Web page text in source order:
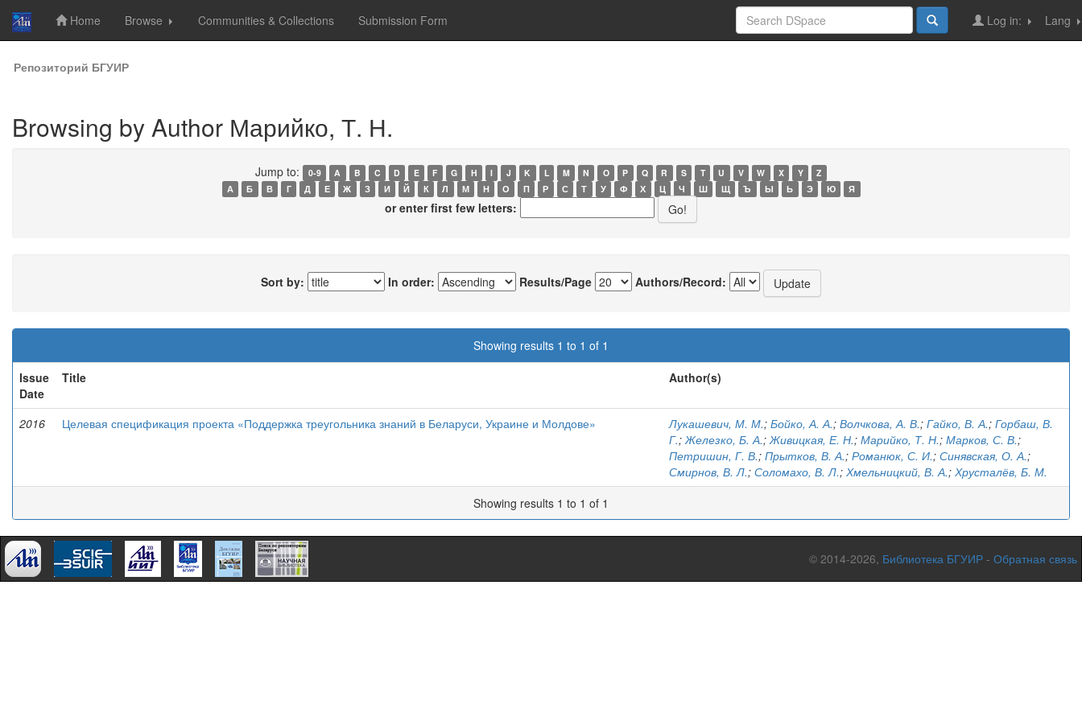
Skip
navigation
Home Browse Communities & Collections Submission Form Lang
Log in:
Репозиторий БГУИР
Browsing by Author Марийко, Т. Н.
Jump to: 0-9 A B C D E F G H I J K L M N O P Q R S T U V W X Y
Z
А
Б В Г Д Е Ж З И Й К Л М Н О П Р С Т У Ф Х Ц Ч Ш Щ Ъ Ы Ь Э Ю Я
or enter first few letters:
Sort by: In order: Results/Page Authors/Record:
Showing results 1 to 1 of 1
Issue
Date
Title Author(s)
2016 Целевая спецификация проекта «Поддержка треугольника знаний в Беларуси, Украине и Молдове» Лукашевич, М. М.; Бойко, А. А.; Волчкова, А. В.; Гайко, В. А.; Горбаш, В.
Г.;Железко, Б. А.;Живицкая, Е. Н.; Марийко, Т. Н.; Марков, С. В.;
Петришин, Г. В.; Прытков, В. А.; Романюк, С. И.; Синявская, О. А.;
Смирнов, В. Л.; Соломахо, В. Л.; Хмельницкий, В. А.; Хрусталёв, Б. М.
Showing results 1 to 1 of 1
© 2014-2026, Библиотека БГУИР - Обратная связь